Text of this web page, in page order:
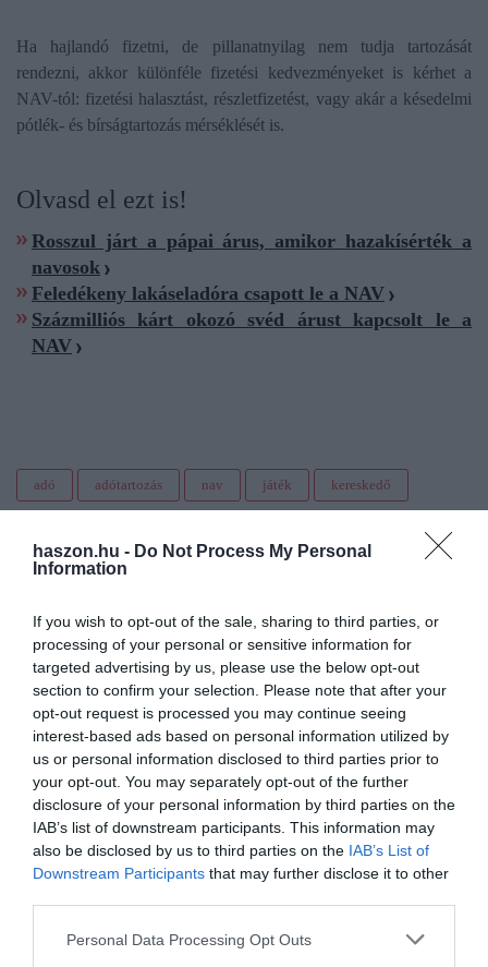
haszon.hu - Do Not Process My Personal
Information
If you wish to opt-out of the sale, sharing to third parties, or
processing of your personal or sensitive information for
targeted advertising by us, please use the below opt-out
section to confirm your selection. Please note that after your
opt-out request is processed you may continue seeing
interest-based ads based on personal information utilized by
us or personal information disclosed to third parties prior to
your opt-out. You may separately opt-out of the further
disclosure of your personal information by third parties on the
IAB’s list of downstream participants. This information may
also be disclosed by us to third parties on the IAB’s List of
Downstream Participants that may further disclose it to other
Please note that this website/app uses one or more Google
Personal Data Processing Opt Outs
Ha hajlandó fizetni, de pillanatnyilag nem tudja tartozását
rendezni, akkor különféle fizetési kedvezményeket is kérhet a
NAV-tól: fizetési halasztást, részletfizetést, vagy akár a késedelmi
pótlék- és bírságtartozás mérséklését is.
Olvasd el ezt is!
Rosszul járt a pápai árus, amikor hazakísérték a
navosok
Feledékeny lakáseladóra csapott le a NAV
Százmilliós kárt okozó svéd árust kapcsolt le a
NAV
adó adótartozás nav játék kereskedő